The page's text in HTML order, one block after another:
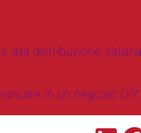
alla distribuzione
in un negozio